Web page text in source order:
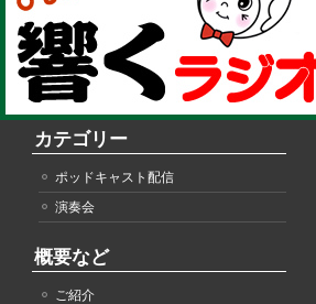
カテゴリー
ポッドキャスト配信
演奏会
概要など
ご紹介